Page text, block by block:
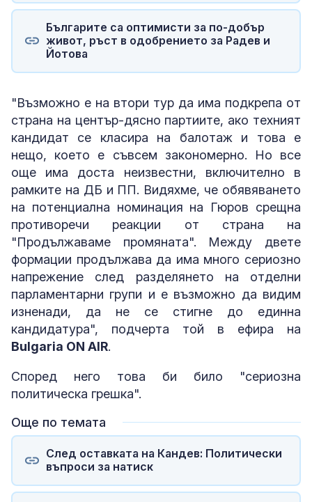
Българите са оптимисти за по-добър
живот, ръст в одобрението за Радев и
Йотова
"Възможно е на втори тур да има подкрепа от
страна на център-дясно партиите, ако техният
кандидат се класира на балотаж и това е
нещо, което е съвсем закономерно. Но все
още има доста неизвестни, включително в
рамките на ДБ и ПП. Видяхме, че обявяването
на потенциална номинация на Гюров срещна
противоречи реакции от страна на
"Продължаваме промяната". Между двете
формации продължава да има много сериозно
напрежение след разделянето на отделни
парламентарни групи и е възможно да видим
изненади, да не се стигне до единна
кандидатура", подчерта той в ефира на
Bulgaria ON AIR.
Според него това би било "сериозна
политическа грешка".
Още по темата
След оставката на Кандев: Политически
въпроси за натиск